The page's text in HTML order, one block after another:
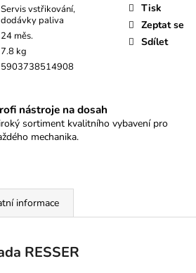
Servis vstřikování,
dodávky paliva
24 měs.
7.8 kg
5903738514908
Tisk
Zeptat se
Sdílet
nástroje na dosah
sortiment kvalitního vybavení pro
mechanika.
informace
RESSER